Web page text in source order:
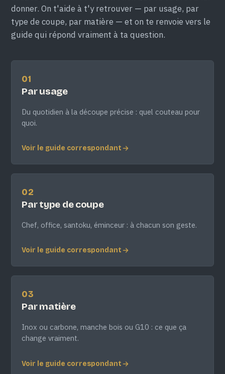
donner. On t'aide à t'y retrouver — par usage, par
type de coupe, par matière — et on te renvoie vers le
guide qui répond vraiment à ta question.
01
Par usage
Du quotidien à la découpe précise : quel couteau pour
quoi.
Voir le guide correspondant
02
Par type de coupe
Chef, office, santoku, éminceur : à chacun son geste.
Voir le guide correspondant
03
Par matière
Inox ou carbone, manche bois ou G10 : ce que ça
change vraiment.
Voir le guide correspondant